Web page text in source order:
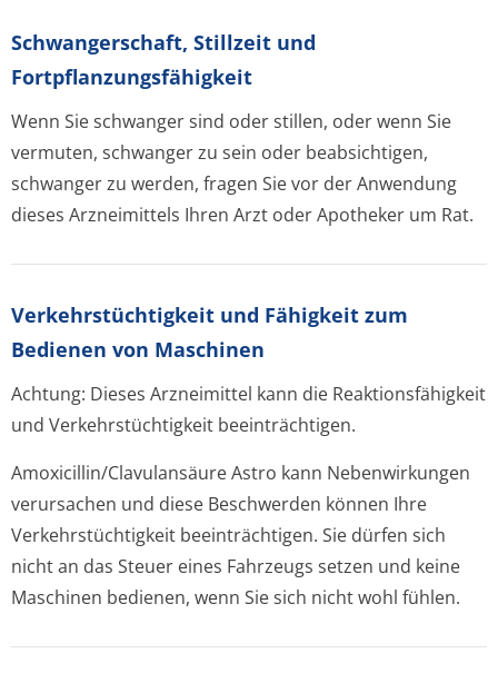
Schwangerschaft, Stillzeit und
Fortpflanzungsfähig­keit
Wenn Sie schwanger sind oder stillen, oder wenn Sie
vermuten, schwanger zu sein oder beabsichtigen,
schwanger zu werden, fragen Sie vor der Anwendung
dieses Arzneimittels Ihren Arzt oder Apotheker um Rat.
Verkehrstüchtig­keit und Fähigkeit zum
Bedienen von Maschinen
Achtung: Dieses Arzneimittel kann die Reaktionsfähigkeit
und Verkehrstüchtigkeit beeinträchtigen.
Amoxicillin/Cla­vulansäure Astro kann Nebenwirkungen
verursachen und diese Beschwerden können Ihre
Verkehrstüchtigkeit beeinträchtigen. Sie dürfen sich
nicht an das Steuer eines Fahrzeugs setzen und keine
Maschinen bedienen, wenn Sie sich nicht wohl fühlen.